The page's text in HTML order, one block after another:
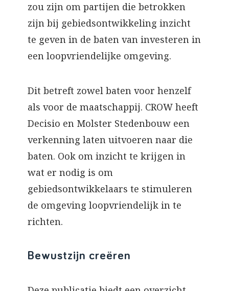
zou zijn om partijen die betrokken
zijn bij gebiedsontwikkeling inzicht
te geven in de baten van investeren in
een loopvriendelijke omgeving.
Dit betreft zowel baten voor henzelf
als voor de maatschappij. CROW heeft
Decisio en Molster Stedenbouw een
verkenning laten uitvoeren naar die
baten. Ook om inzicht te krijgen in
wat er nodig is om
gebiedsontwikkelaars te stimuleren
de omgeving loopvriendelijk in te
richten.
Bewustzijn creëren